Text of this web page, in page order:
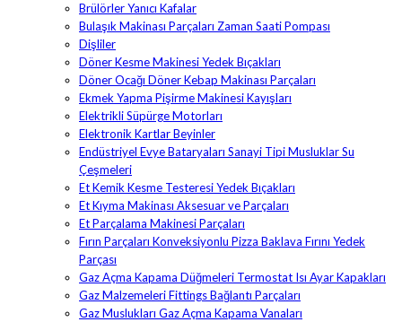
Brülörler Yanıcı Kafalar
Bulaşık Makinası Parçaları Zaman Saati Pompası
Dişliler
Döner Kesme Makinesi Yedek Bıçakları
Döner Ocağı Döner Kebap Makinası Parçaları
Ekmek Yapma Pişirme Makinesi Kayışları
Elektrikli Süpürge Motorları
Elektronik Kartlar Beyinler
Endüstriyel Evye Bataryaları Sanayi Tipi Musluklar Su
Çeşmeleri
Et Kemik Kesme Testeresi Yedek Bıçakları
Et Kıyma Makinası Aksesuar ve Parçaları
Et Parçalama Makinesi Parçaları
Fırın Parçaları Konveksiyonlu Pizza Baklava Fırını Yedek
Parçası
Gaz Açma Kapama Düğmeleri Termostat Isı Ayar Kapakları
Gaz Malzemeleri Fittings Bağlantı Parçaları
Gaz Muslukları Gaz Açma Kapama Vanaları